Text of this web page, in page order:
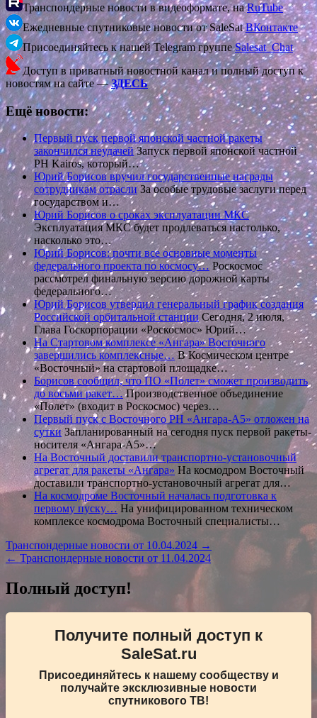
Транспондерные новости в видеоформате, наRuTube
Ежедневные спутниковые новости от SaleSatВКонтакте
Присоединяйтесь к нашей Telegram группеSalesat_Chat
Доступ в приватный новостной канал и полный доступ к
новостям на сайте —ЗДЕСЬ
Ещё новости:
Первый пуск первой японской частной ракеты
закончился неудачейЗапуск первой японской частной
РН Kairos, который…
Юрий Борисов вручил государственные награды
сотрудникам отраслиЗа особые трудовые заслуги перед
государством и…
Юрий Борисов о сроках эксплуатации МКС
Эксплуатация МКС будет продлеваться настолько,
насколько это…
Юрий Борисов: почти все основные моменты
федерального проекта по космосу… Роскосмос
рассмотрел финальную версию дорожной карты
федерального…
Юрий Борисов утвердил генеральный график создания
Российской орбитальной станцииСегодня, 2 июля,
Глава Госкорпорации «Роскосмос» Юрий…
На Стартовом комплексе «Ангара» Восточного
завершились комплексные…В Космическом центре
«Восточный» на стартовой площадке…
Борисов сообщил, что ПО «Полет» сможет производить
до восьми ракет…Производственное объединение
«Полет» (входит в Роскосмос) через…
Первый пуск с Восточного РН «Ангара-А5» отложен на
суткиЗапланированный на сегодня пуск первой ракеты-
носителя «Ангара-А5»…
На Восточный доставили транспортно-установочный
агрегат для ракеты «Ангара» На космодром Восточный
доставили транспортно-установочный агрегат для…
На космодроме Восточный началась подготовка к
первому пуску… На унифицированном техническом
комплексе космодрома Восточный специалисты…
Навигация
по
записям
Транспондерные новости от 10.04.2024 →
← Транспондерные новости от 11.04.2024
Полный доступ!
Получите полный доступ к
SaleSat.ru
Присоединяйтесь к нашему сообществу и
получайте эксклюзивные новости
спутникового ТВ!